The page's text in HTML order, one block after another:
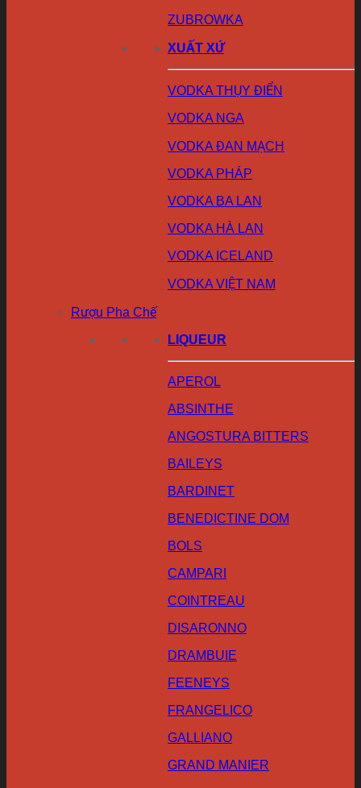
ZUBROWKA
XUẤT XỨ
VODKA THỤY ĐIỂN
VODKA NGA
VODKA ĐAN MẠCH
VODKA PHÁP
VODKA BA LAN
VODKA HÀ LAN
VODKA ICELAND
VODKA VIỆT NAM
Rượu Pha Chế
LIQUEUR
APEROL
ABSINTHE
ANGOSTURA BITTERS
BAILEYS
BARDINET
BENEDICTINE DOM
BOLS
CAMPARI
COINTREAU
DISARONNO
DRAMBUIE
FEENEYS
FRANGELICO
GALLIANO
GRAND MANIER